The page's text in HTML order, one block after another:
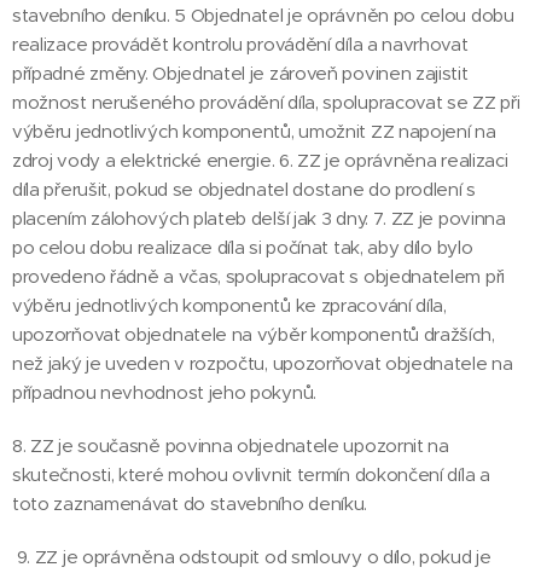
stavebního deníku. 5 Objednatel je oprávněn po celou dobu
realizace provádět kontrolu provádění díla a navrhovat
případné změny. Objednatel je zároveň povinen zajistit
možnost nerušeného provádění díla, spolupracovat se ZZ při
výběru jednotlivých komponentů, umožnit ZZ napojení na
zdroj vody a elektrické energie. 6. ZZ je oprávněna realizaci
díla přerušit, pokud se objednatel dostane do prodlení s
placením zálohových plateb delší jak 3 dny. 7. ZZ je povinna
po celou dobu realizace díla si počínat tak, aby dílo bylo
provedeno řádně a včas, spolupracovat s objednatelem při
výběru jednotlivých komponentů ke zpracování díla,
upozorňovat objednatele na výběr komponentů dražších,
než jaký je uveden v rozpočtu, upozorňovat objednatele na
případnou nevhodnost jeho pokynů.
8. ZZ je současně povinna objednatele upozornit na
skutečnosti, které mohou ovlivnit termín dokončení díla a
toto zaznamenávat do stavebního deníku.
9. ZZ je oprávněna odstoupit od smlouvy o dílo, pokud je